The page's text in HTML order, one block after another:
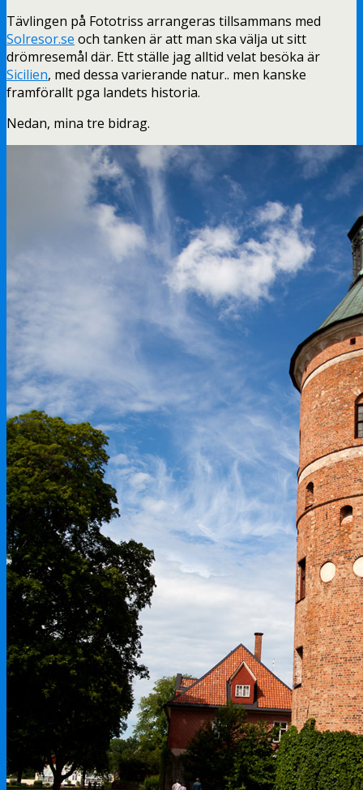
Tävlingen på Fototriss arrangeras tillsammans med
Solresor.se och tanken är att man ska välja ut sitt
drömresemål där. Ett ställe jag alltid velat besöka är
Sicilien, med dessa varierande natur.. men kanske
framförallt pga landets historia.
Nedan, mina tre bidrag.